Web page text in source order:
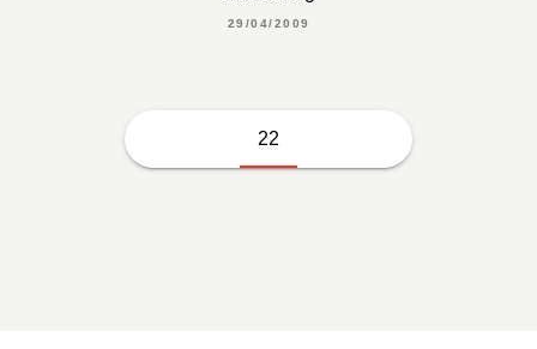
29/04/2009
22